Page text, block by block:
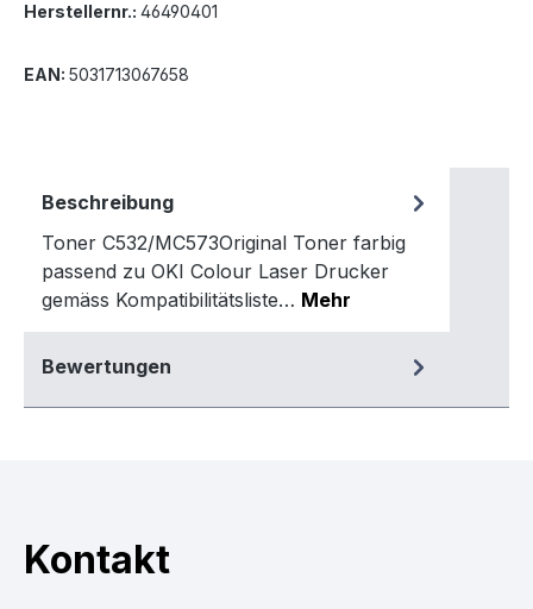
Herstellernr.: 46490401
EAN: 5031713067658
Beschreibung
Toner C532/MC573Original Toner farbig
passend zu OKI Colour Laser Drucker
gemäss Kompatibilitätsliste… Mehr
Bewertungen
Kontakt